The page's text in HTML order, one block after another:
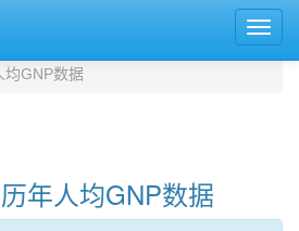
均GNP数据
年人均GNP数据